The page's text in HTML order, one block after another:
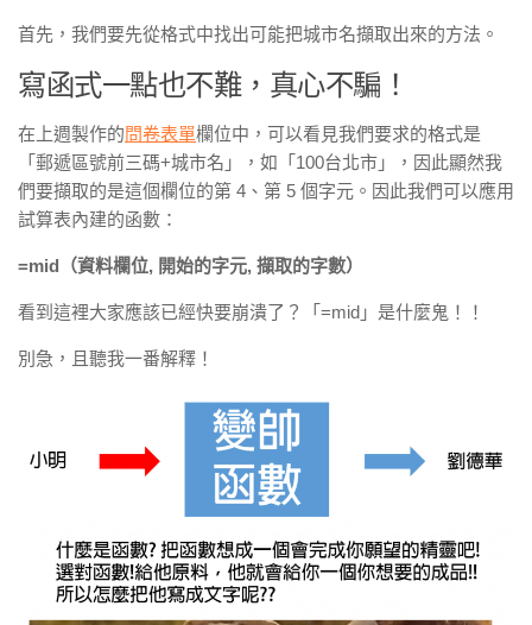
首先，我們要先從格式中找出可能把城市名擷取出來的方法。
寫函式一點也不難，真心不騙！
在上週製作的問卷表單欄位中，可以看見我們要求的格式是
「郵遞區號前三碼+城市名」，如「100台北市」，因此顯然我
們要擷取的是這個欄位的第 4、第 5 個字元。 因此我們可以應用
試算表內建的函數：
=mid（資料欄位, 開始的字元, 擷取的字數）
看到這裡大家應該已經快要崩潰了？「=mid」是什麼鬼！！
別急，且聽我一番解釋！